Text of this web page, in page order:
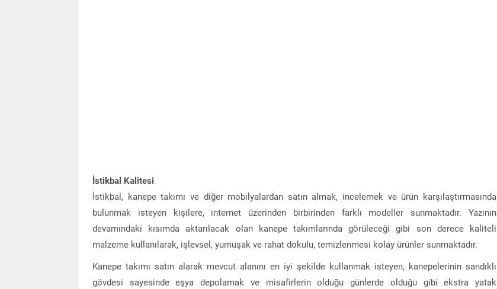
İstikbal Kalitesi
İstikbal, kanepe takımı ve diğer mobilyalardan satın almak, incelemek ve ürün karşılaştırmasında
bulunmak isteyen kişilere, internet üzerinden birbirinden farklı modeller sunmaktadır. Yazının
devamındaki kısımda aktarılacak olan kanepe takımlarında görüleceği gibi son derece kaliteli
malzeme kullanılarak, işlevsel, yumuşak ve rahat dokulu, temizlenmesi kolay ürünler sunmaktadır.
Kanepe takımı satın alarak mevcut alanını en iyi şekilde kullanmak isteyen, kanepelerinin sandıklı
gövdesi sayesinde eşya depolamak ve misafirlerin olduğu günlerde olduğu gibi ekstra yatak